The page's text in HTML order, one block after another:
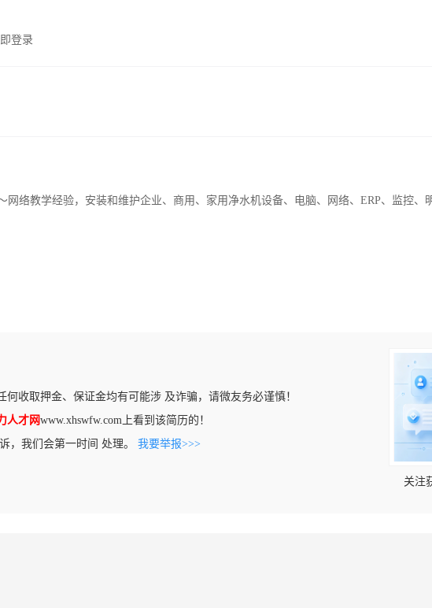
登录
网络教学经验，安装和维护企业、商用、家用净水机设备、电脑、网络、ERP、监控、
何收取押金、保证金均有可能涉 及诈骗，请微友务必谨慎！
人才网www.xhswfw.com上看到该简历的！
，我们会第一时间 处理。 我要举报>>>
关注